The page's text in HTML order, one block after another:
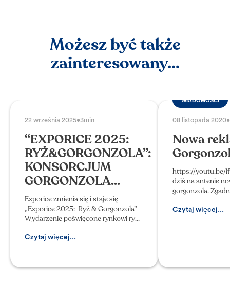
Możesz być także
zainteresowany...
22 września 2025•3min
“EXPORICE 2025:
RYŻ&GORGONZOLA”:
KONSORCJUM
GORGONZOLA...
Exporice zmienia się i staje się
„Exporice 2025: Ryż & Gorgonzola”
Wydarzenie poświęcone rynkowi ryżu
które odbywa się już po raz dwunasty,
Czytaj więcej...
WIADOMOŚCI
08 listopada 2020•
Nowa
https://youtu.be/
dziś na antenie
gorgonzola.
macie jej imię na
Czytaj więcej...